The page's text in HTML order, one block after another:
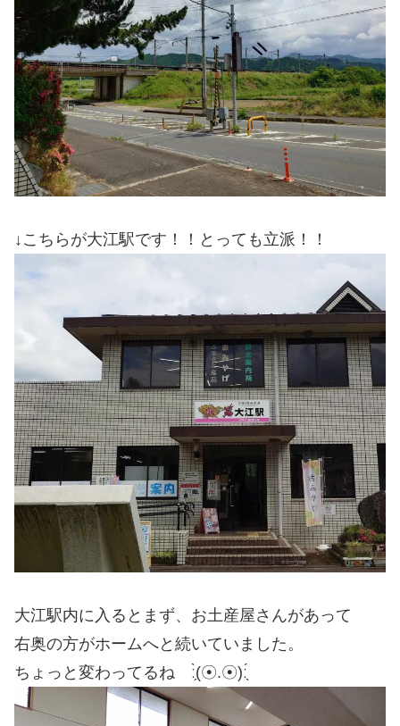
↓こちらが大江駅です！！とっても立派！！
大江駅内に入るとまず、お土産屋さんがあって
右奥の方がホームへと続いていました。
ちょっと変わってるね ː̗̀(☉.☉)ː̖́